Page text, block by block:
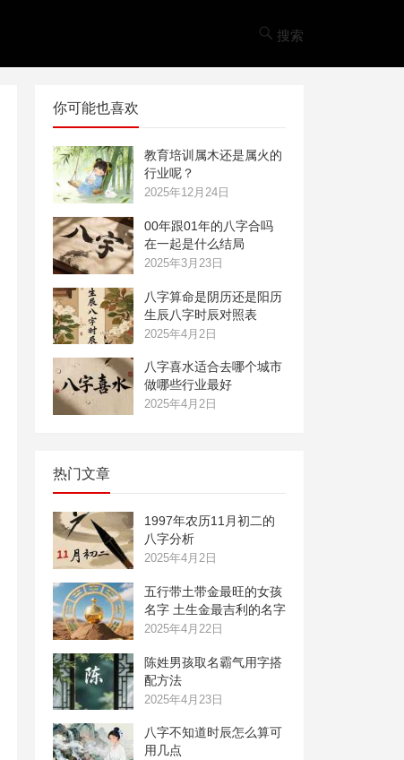
搜索
你可能也喜欢
教育培训属木还是属火的
行业呢？
2025年12月24日
00年跟01年的八字合吗
在一起是什么结局
2025年3月23日
八字算命是阴历还是阳历
生辰八字时辰对照表
2025年4月2日
八字喜水适合去哪个城市
做哪些行业最好
2025年4月2日
热门文章
1997年农历11月初二的
八字分析
2025年4月2日
五行带土带金最旺的女孩
名字 土生金最吉利的名字
2025年4月22日
陈姓男孩取名霸气用字搭
配方法
2025年4月23日
八字不知道时辰怎么算可
用几点